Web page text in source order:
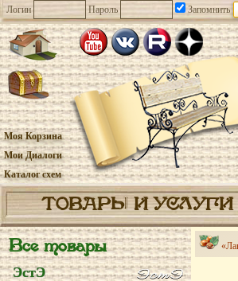
Логин Пароль Запомнить
Моя Корзина
Мои Диалоги
Каталог схем
ТОВАРЫ И УСЛУГИ
Все товары
ЭстЭ